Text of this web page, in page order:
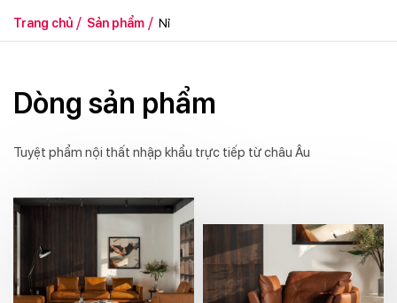
Trang chủ Sản phẩm Nỉ
Dòng sản phẩm
Tuyệt phẩm nội thất nhập khẩu trực tiếp từ châu Âu